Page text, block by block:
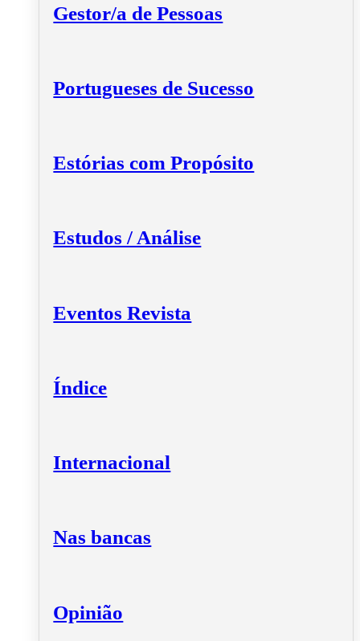
Gestor/a de Pessoas
Portugueses de Sucesso
Estórias com Propósito
Estudos / Análise
Eventos Revista
Índice
Internacional
Nas bancas
Opinião